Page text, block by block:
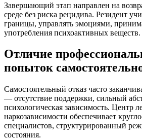
Завершающий этап направлен на
среде без риска рецидива. Резидент
границы, управлять эмоциями,
употребления психоактивных веществ.
Отличие
попыток
Самостоятельный отказ часто
— отсутствие поддержки, сильный
психологическая зависимость. Центр
наркозависимости обеспечивает
специалистов, структурированный
состояния.